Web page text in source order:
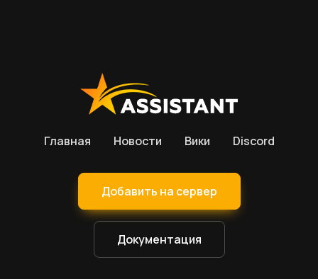
Главная Новости Вики Discord
Добавить на сервер
Документация